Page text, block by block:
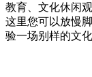
教育、文化休闲
这里您可以放慢
验一场别样的文化